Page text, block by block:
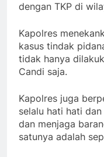
dengan TKP di
Kapolres
kasus tindak
tidak hanya
Candi saja.
Kapolres juga
selalu hati hati
dan menjaga
satunya adalah